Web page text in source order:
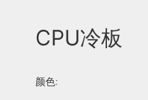
CPU冷板
颜色: